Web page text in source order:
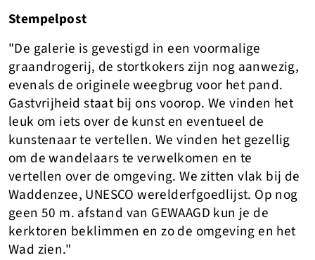
Stempelpost
"De galerie is gevestigd in een voormalige
graandrogerij, de stortkokers zijn nog aanwezig,
evenals de originele weegbrug voor het pand.
Gastvrijheid staat bij ons voorop. We vinden het
leuk om iets over de kunst en eventueel de
kunstenaar te vertellen. We vinden het gezellig
om de wandelaars te verwelkomen en te
vertellen over de omgeving. We zitten vlak bij de
Waddenzee, UNESCO werelderfgoedlijst. Op nog
geen 50 m. afstand van GEWAAGD kun je de
kerktoren beklimmen en zo de omgeving en het
Wad zien."